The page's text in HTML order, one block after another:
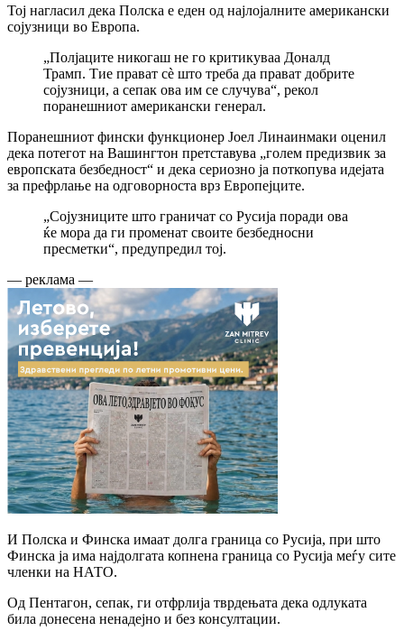
Тој нагласил дека Полска е еден од најлојалните американски
сојузници во Европа.
„Полјаците никогаш не го критикуваа Доналд
Трамп. Тие прават сè што треба да прават добрите
сојузници, а сепак ова им се случува“, рекол
поранешниот американски генерал.
Поранешниот фински функционер Јоел Линаинмаки оценил
дека потегот на Вашингтон претставува „голем предизвик за
европската безбедност“ и дека сериозно ја поткопува идејата
за префрлање на одговорноста врз Европејците.
„Сојузниците што граничат со Русија поради ова
ќе мора да ги променат своите безбедносни
пресметки“, предупредил тој.
— реклама —
И Полска и Финска имаат долга граница со Русија, при што
Финска ја има најдолгата копнена граница со Русија меѓу сите
членки на НАТО.
Од Пентагон, сепак, ги отфрлија тврдењата дека одлуката
била донесена ненадејно и без консултации.